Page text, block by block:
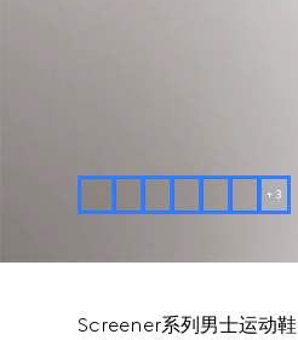
+ 3
Screener系列男士运动鞋